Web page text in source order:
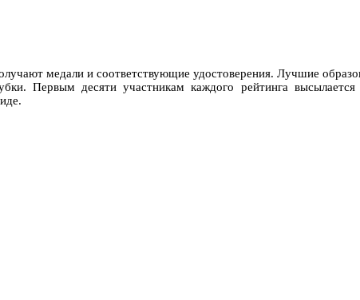
медали и соответствующие удостоверения. Лучшие
Первым десяти участникам каждого рейтинга высылается